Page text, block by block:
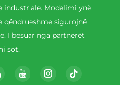
industriale. Modelimi ynë
qëndrueshme sigurojnë
I besuar nga partnerët
sot.